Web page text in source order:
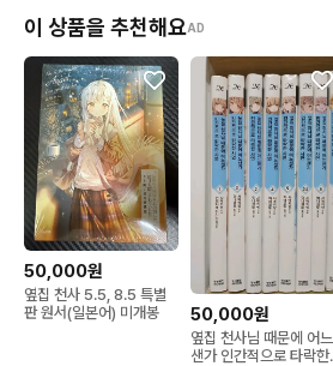
이 상품을 추천해요AD
50,000원
옆집 천사 5.5, 8.5 특별
판 원서(일본어) 미개봉
50,000원
옆집 천사님 때문에 어느
샌가 인간적으로 타락한